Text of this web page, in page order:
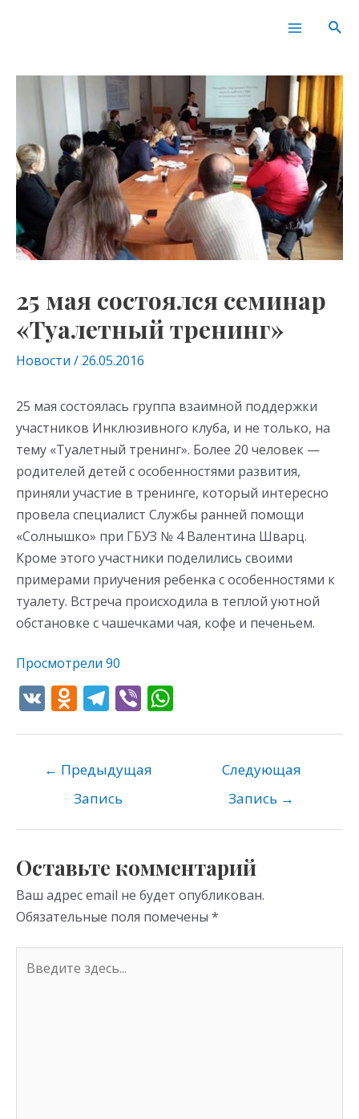
Main
25 мая состоялся семинар
«Туалетный тренинг»
Новости / 26.05.2016
25 мая состоялась группа взаимной поддержки
участников Инклюзивного клуба, и не только, на
тему «Туалетный тренинг». Более 20 человек —
родителей детей с особенностями развития,
приняли участие в тренинге, который интересно
провела специалист Службы ранней помощи
«Солнышко» при ГБУЗ № 4 Валентина Шварц.
Кроме этого участники поделились своими
примерами приучения ребенка с особенностями к
туалету. Встреча происходила в теплой уютной
обстановке с чашечками чая, кофе и печеньем.
Просмотрели 90
V O
o
kl
as
ni
ki
T
gr
a
m
Vi
p
← Предыдущая
Запись
Следующая
Запись →
Оставьте комментарий
Ваш адрес email не будет опубликован.
Обязательные поля помечены *
здесь...